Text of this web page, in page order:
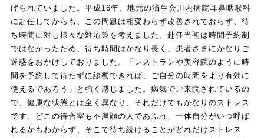
げられていました。平成16年、地元の済生会川内病院耳鼻咽喉科
に赴任してからも、この問題は相変わらず改善されておらず、待
ち時間に対し様々な対応策を考えました。赴任当初は時間予約制
ではなかったため、待ち時間はかなり長く、患者さまにかなりご
迷惑をおかけしておりました。「レストランや美容院のように時
間を予約して待たずに診察できれば、ご自分の時間をより有効に
使えるであろう」と強く感じました。病気でご来院されているの
で、健康な状態とは全く異なり、それだけでもかなりのストレス
です。どこの待合室も不満顔の人であふれ、一体自分がいつ呼ば
れるかもわからず、そこで待ち続けることがどれだけストレス